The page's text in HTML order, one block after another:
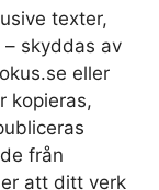
texter,
skyddas av
eller
kopieras,
från
att ditt verk